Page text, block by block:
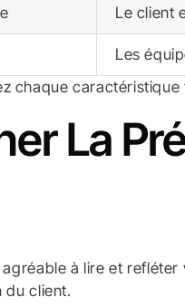
Le client
Les
chaque
La
à lire et
du client.